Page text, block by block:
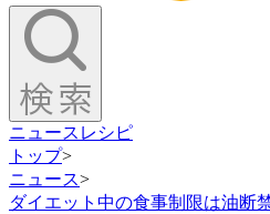
ニュース レシピ
トップ>
ニュース>
ダイエット中の食事制限は油断